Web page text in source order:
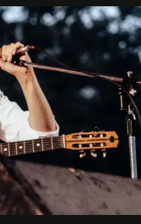
che abbiamo.